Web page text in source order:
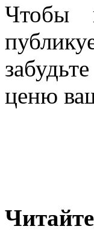
Чтобы
ценю